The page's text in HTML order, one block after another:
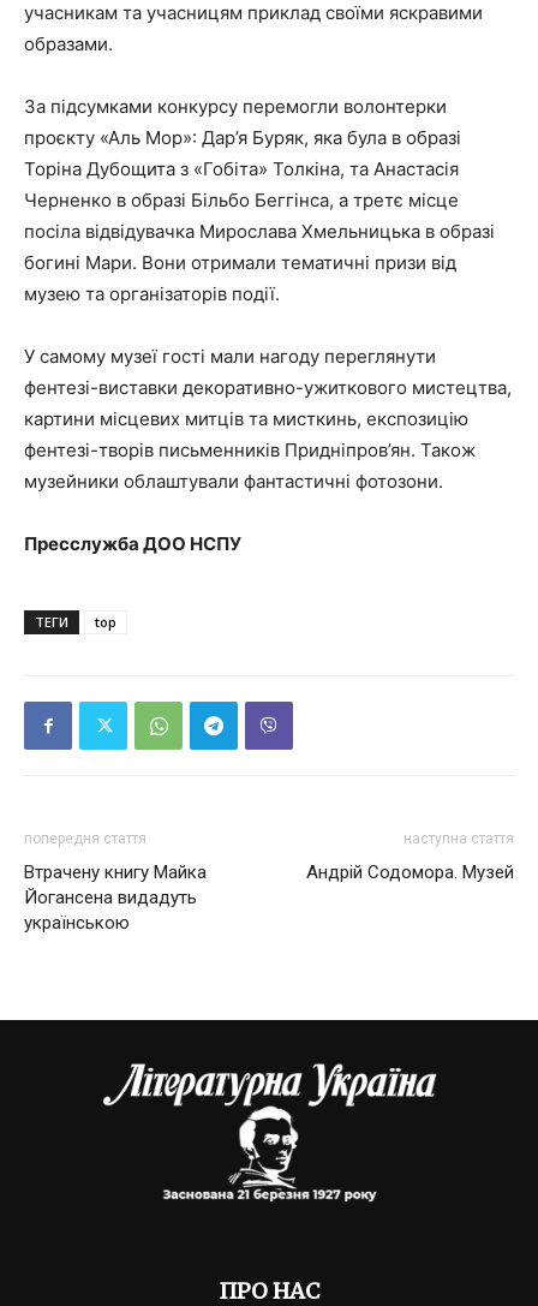
учасникам та учасницям приклад своїми яскравими
образами.
За підсумками конкурсу перемогли волонтерки
проєкту «Аль Мор»: Дар’я Буряк, яка була в образі
Торіна Дубощита з «Гобіта» Толкіна, та Анастасія
Черненко в образі Більбо Беггінса, а третє місце
посіла відвідувачка Мирослава Хмельницька в образі
богині Мари. Вони отримали тематичні призи від
музею та організаторів події.
У самому музеї гості мали нагоду переглянути
фентезі-виставки декоративно-ужиткового мистецтва,
картини місцевих митців та мисткинь, експозицію
фентезі-творів письменників Придніпров’ян. Також
музейники облаштували фантастичні фотозони.
Пресслужба ДОО НСПУ
ТЕГИ top
попередня стаття
Втрачену книгу Майка
Йогансена видадуть
українською
наступна стаття
Андрій Содомора. Музей
ПРО НАС